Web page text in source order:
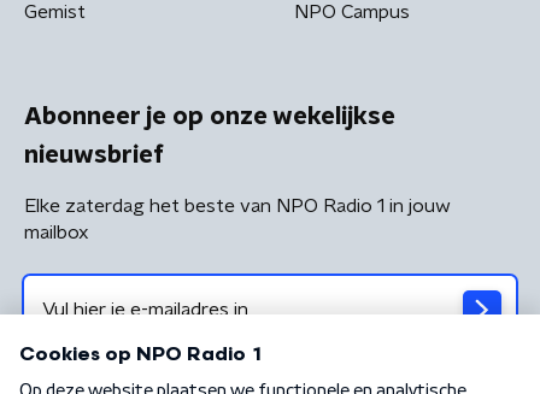
Gemist NPO Campus
Abonneer je op onze wekelijkse
nieuwsbrief
Elke zaterdag het beste van NPO Radio 1 in jouw
mailbox